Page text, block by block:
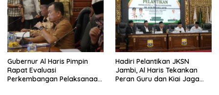
Gubernur Al Haris Pimpin
Rapat Evaluasi
Perkembangan Pelaksanaan
Hadiri Pelantikan JKSN
Jambi, Al Haris Tekankan
Peran Guru dan Kiai Jaga